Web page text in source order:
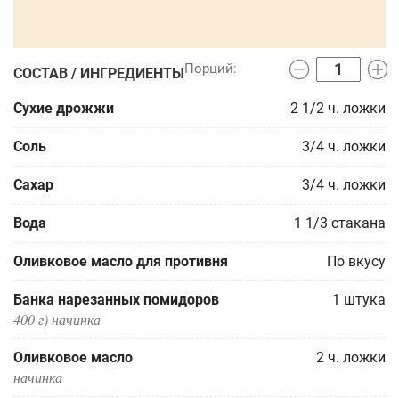
СОСТАВ / ИНГРЕДИЕНТЫ
Сухие дрожжи 2 1/2 ч. ложки
Соль 3/4 ч. ложки
Сахар 3/4 ч. ложки
Вода 1 1/3 стакана
Оливковое масло для противня По вкусу
Банка нарезанных помидоров 1 штука
400 г) начинка
Оливковое масло 2 ч. ложки
начинка